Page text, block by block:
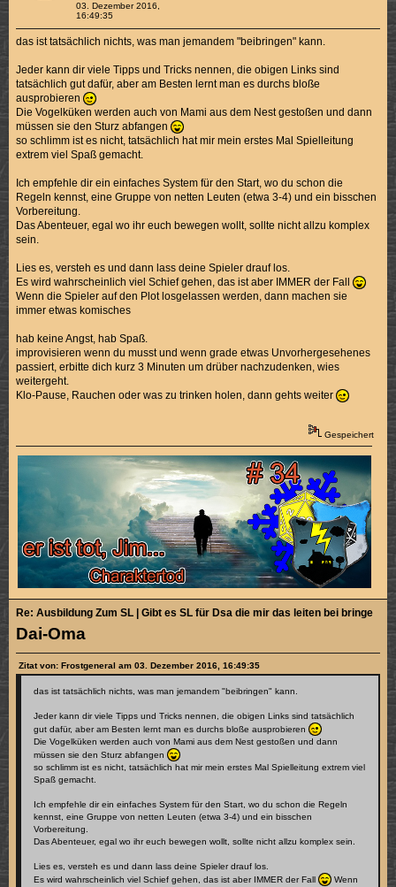
03. Dezember 2016,
16:49:35
das ist tatsächlich nichts, was man jemandem "beibringen" kann.
Jeder kann dir viele Tipps und Tricks nennen, die obigen Links sind
tatsächlich gut dafür, aber am Besten lernt man es durchs bloße
ausprobieren
Die Vogelküken werden auch von Mami aus dem Nest gestoßen und dann
müssen sie den Sturz abfangen
so schlimm ist es nicht, tatsächlich hat mir mein erstes Mal Spielleitung
extrem viel Spaß gemacht.
Ich empfehle dir ein einfaches System für den Start, wo du schon die
Regeln kennst, eine Gruppe von netten Leuten (etwa 3-4) und ein bisschen
Vorbereitung.
Das Abenteuer, egal wo ihr euch bewegen wollt, sollte nicht allzu komplex
sein.
Lies es, versteh es und dann lass deine Spieler drauf los.
Es wird wahrscheinlich viel Schief gehen, das ist aber IMMER der Fall
Wenn die Spieler auf den Plot losgelassen werden, dann machen sie
immer etwas komisches
hab keine Angst, hab Spaß.
improvisieren wenn du musst und wenn grade etwas Unvorhergesehenes
passiert, erbitte dich kurz 3 Minuten um drüber nachzudenken, wies
weitergeht.
Klo-Pause, Rauchen oder was zu trinken holen, dann gehts weiter
Gespeichert
Dai-Oma
Re: Ausbildung Zum SL | Gibt es SL für Dsa die mir das leiten bei bringen
Zitat von: Frostgeneral am 03. Dezember 2016, 16:49:35
das ist tatsächlich nichts, was man jemandem "beibringen" kann.
Jeder kann dir viele Tipps und Tricks nennen, die obigen Links sind tatsächlich
gut dafür, aber am Besten lernt man es durchs bloße ausprobieren
Die Vogelküken werden auch von Mami aus dem Nest gestoßen und dann
müssen sie den Sturz abfangen
so schlimm ist es nicht, tatsächlich hat mir mein erstes Mal Spielleitung extrem viel
Spaß gemacht.
Ich empfehle dir ein einfaches System für den Start, wo du schon die Regeln
kennst, eine Gruppe von netten Leuten (etwa 3-4) und ein bisschen
Vorbereitung.
Das Abenteuer, egal wo ihr euch bewegen wollt, sollte nicht allzu komplex sein.
Lies es, versteh es und dann lass deine Spieler drauf los.
Es wird wahrscheinlich viel Schief gehen, das ist aber IMMER der Fall
Wenn